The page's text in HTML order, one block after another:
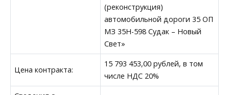
(реконструкция)
автомобильной дороги 35 ОП
МЗ 35Н-598 Судак – Новый
Свет»
Цена контракта:
15 793 453,00 рублей, в том
числе НДС 20%